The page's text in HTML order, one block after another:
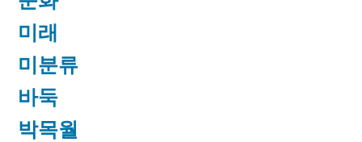
미래
미분류
바둑
박목월